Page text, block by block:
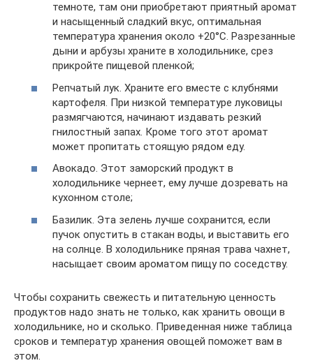
темноте, там они приобретают приятный аромат
и насыщенный сладкий вкус, оптимальная
температура хранения около +20°С. Разрезанные
дыни и арбузы храните в холодильнике, срез
прикройте пищевой пленкой;
Репчатый лук. Храните его вместе с клубнями
картофеля. При низкой температуре луковицы
размягчаются, начинают издавать резкий
гнилостный запах. Кроме того этот аромат
может пропитать стоящую рядом еду.
Авокадо. Этот заморский продукт в
холодильнике чернеет, ему лучше дозревать на
кухонном столе;
Базилик. Эта зелень лучше сохранится, если
пучок опустить в стакан воды, и выставить его
на солнце. В холодильнике пряная трава чахнет,
насыщает своим ароматом пищу по соседству.
Чтобы сохранить свежесть и питательную ценность
продуктов надо знать не только, как хранить овощи в
холодильнике, но и сколько. Приведенная ниже таблица
сроков и температур хранения овощей поможет вам в
этом.